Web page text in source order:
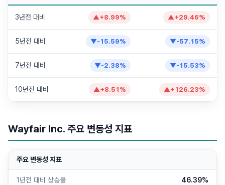
3년전 대비 ▲+8.99% ▲+29.46%
5년전 대비 ▼-15.59% ▼-57.15%
7년전 대비 ▼-2.38% ▼-15.53%
10년전 대비 ▲+8.51 % ▲+ 126.23%
Wayfair Inc. 주요 변동성 지표
주요 변동성 지표
1년전 대비 상승율 46.39%